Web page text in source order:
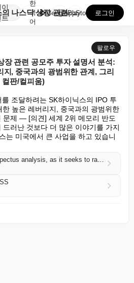
트
SK 하이닉스의 나스닥 상장 관련 공모주 투자 설명서 ...
한
국
어
GooglePlay
AppStore 로그인
팔로우
장 관련 공모주 투자 설명서 분석:
, 중국과의 광범위한 관계, 그리
컬판/컬피움)
조달하려는 SK하이닉스의 IPO 투
높은 레버리지, 중국과의 광범위한
문제 — [의견] 세계 2위 메모리 반도
러난 것보다 더 많은 이야기를 가지
는 미국에서 큰 사업을 하고 있습니
SK Hynix's IPO prospectus analysis, as it seeks to raise ~$28B on the Nasdaq: highly leveraged to HBM, extensive ties to China, and health and safety issues (Tim Culpan/Culpium)